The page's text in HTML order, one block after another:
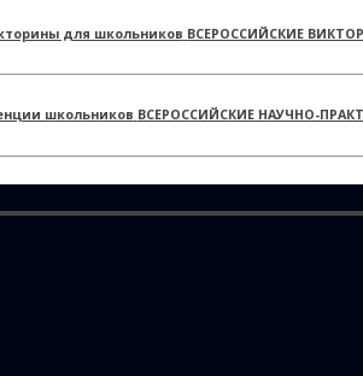
ВСЕРОССИЙСКИЕ
ВСЕРОССИЙСКИЕ НАУЧНО-